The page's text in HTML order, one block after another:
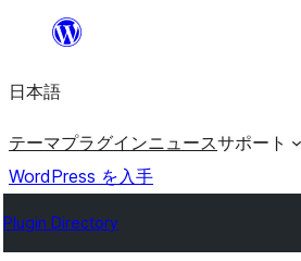
を
ッ
プ
日本語
テーマプラグインニュースサポート
WordPress を入手
Plugin Directory